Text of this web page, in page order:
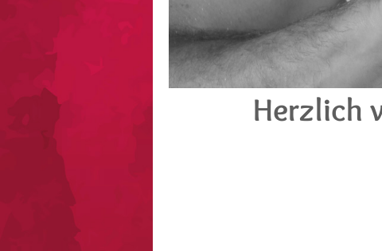
Herzlich